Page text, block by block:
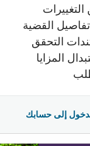
التغييرات
القضية
التحقق
المزايا
إلى حسابك